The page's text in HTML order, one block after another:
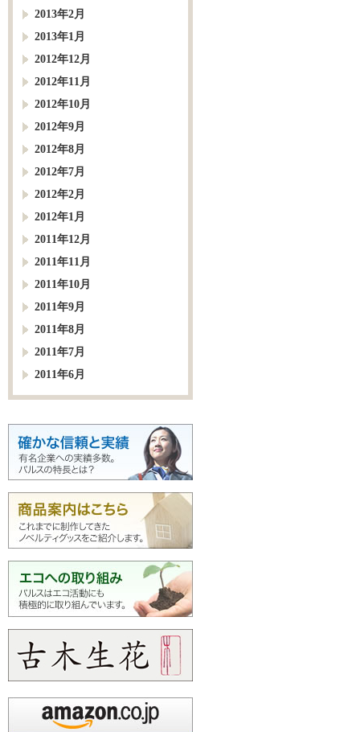
2013年2月
2013年1月
2012年12月
2012年11月
2012年10月
2012年9月
2012年8月
2012年7月
2012年2月
2012年1月
2011年12月
2011年11月
2011年10月
2011年9月
2011年8月
2011年7月
2011年6月